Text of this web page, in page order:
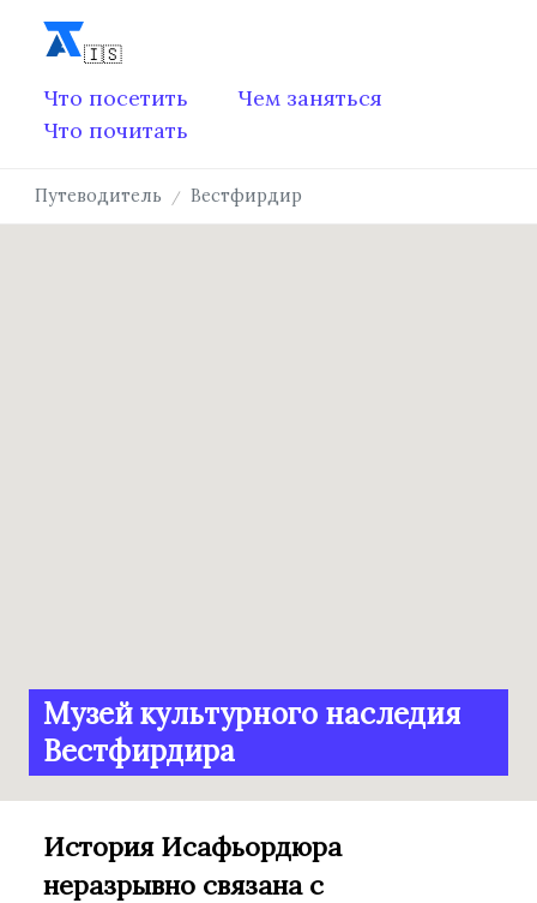
Что посетить
Чем заняться
Что почитать
Путеводитель Вестфирдир
Музей культурного наследия
Вестфирдира
История Исафьордюра
неразрывно связана с